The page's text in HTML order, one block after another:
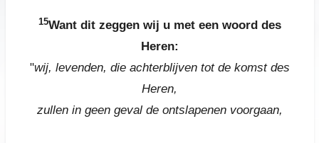
15Want dit zeggen wij u met een woord des
Heren:
"wij, levenden, die achterblijven tot de komst des
Heren,
zullen in geen geval de ontslapenen voorgaan,